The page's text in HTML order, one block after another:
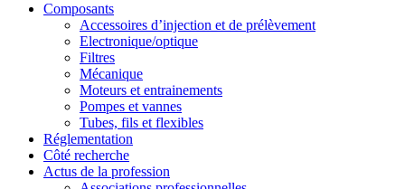
Composants
Accessoires d’injection et de prélèvement
Electronique/optique
Filtres
Mécanique
Moteurs et entrainements
Pompes et vannes
Tubes, fils et flexibles
Réglementation
Côté recherche
Actus de la profession